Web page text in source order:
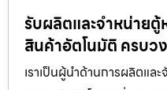
รับผลิตและจำหน่าย
สินค้าอัตโนมัติ ครบว
เราเป็นผู้นำด้านการผลิตแล